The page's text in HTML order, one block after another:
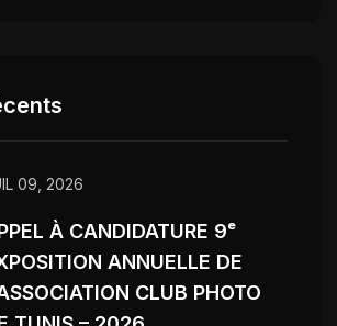
09, 2026
À CANDIDATURE 9ᵉ
ANNUELLE DE
CLUB PHOTO